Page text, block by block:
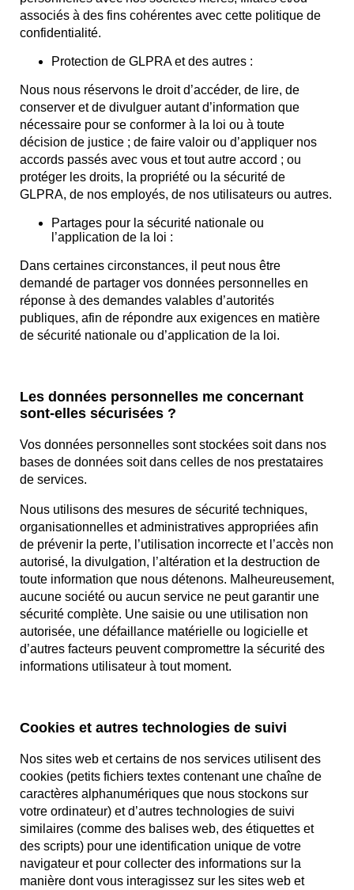
associés à des fins cohérentes avec cette politique de
confidentialité.
Protection de GLPRA et des autres :
Nous nous réservons le droit d’accéder, de lire, de
conserver et de divulguer autant d’information que
nécessaire pour se conformer à la loi ou à toute
décision de justice ; de faire valoir ou d’appliquer nos
accords passés avec vous et tout autre accord ; ou
protéger les droits, la propriété ou la sécurité de
GLPRA, de nos employés, de nos utilisateurs ou autres.
Partages pour la sécurité nationale ou
l’application de la loi :
Dans certaines circonstances, il peut nous être
demandé de partager vos données personnelles en
réponse à des demandes valables d’autorités
publiques, afin de répondre aux exigences en matière
de sécurité nationale ou d’application de la loi.
Les données personnelles me concernant
sont-elles sécurisées ?
Vos données personnelles sont stockées soit dans nos
bases de données soit dans celles de nos prestataires
de services.
Nous utilisons des mesures de sécurité techniques,
organisationnelles et administratives appropriées afin
de prévenir la perte, l’utilisation incorrecte et l’accès non
autorisé, la divulgation, l’altération et la destruction de
toute information que nous détenons. Malheureusement,
aucune société ou aucun service ne peut garantir une
sécurité complète. Une saisie ou une utilisation non
autorisée, une défaillance matérielle ou logicielle et
d’autres facteurs peuvent compromettre la sécurité des
informations utilisateur à tout moment.
Cookies et autres technologies de suivi
Nos sites web et certains de nos services utilisent des
cookies (petits fichiers textes contenant une chaîne de
caractères alphanumériques que nous stockons sur
votre ordinateur) et d’autres technologies de suivi
similaires (comme des balises web, des étiquettes et
des scripts) pour une identification unique de votre
navigateur et pour collecter des informations sur la
manière dont vous interagissez sur les sites web et